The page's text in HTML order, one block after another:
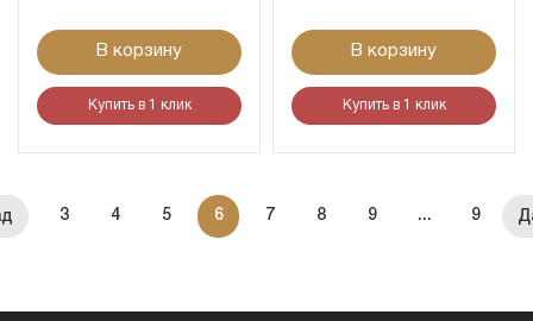
В корзину
Купить в 1 клик
В корзину
Купить в 1 клик
3 4 5 6 7 8 9 ... 9